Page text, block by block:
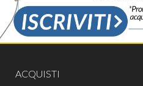
ACQUISTI